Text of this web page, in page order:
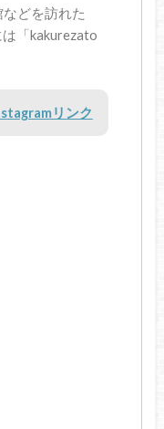
どを訪れた
「kakurezato
リンク